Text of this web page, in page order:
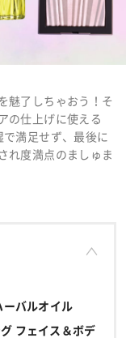
魅了しちゃおう！そ
の仕上げに使える
で満足せず、最後に
れ度満点のましゅま
ーバルオイル
フェイス＆ボデ